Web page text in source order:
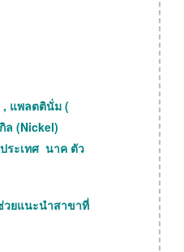
, แพลตตินั่ม (
ล (Nickel)
ระเทศ นาค ตัว
วยแนะนำสาขาที่